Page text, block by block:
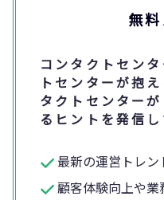
無
コンタクトセン
トセンターが抱
タクトセンター
るヒントを発信し
最新の運営トレ
顧客体験向上や